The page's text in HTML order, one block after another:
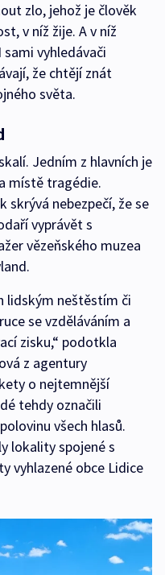
zlo, jehož je člověk
v níž žije. A v níž
vyhledávači
že chtějí znát
světa.
Jedním z hlavních je
místě tragédie.
skrývá nebezpečí, že se
vyprávět s
vězeňského muzea
lidským neštěstím či
se vzděláváním a
zisku,“ podotkla
z agentury
o nejtemnější
tehdy označili
všech hlasů.
lokality spojené s
vyhlazené obce Lidice